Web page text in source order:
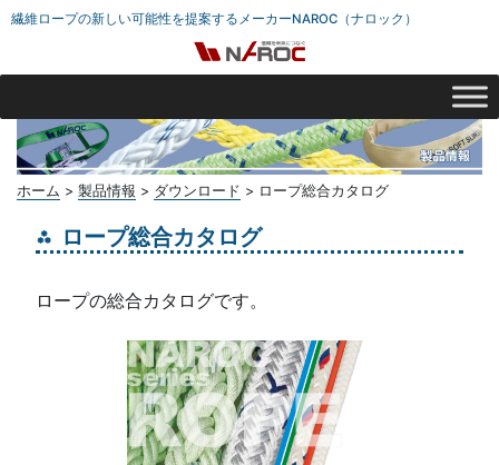
繊維ロープの新しい可能性を提案するメーカーNAROC（ナロック）
ホーム > 製品情報 > ダウンロード > ロープ総合カタログ
ロープ総合カタログ
ロープの総合カタログです。